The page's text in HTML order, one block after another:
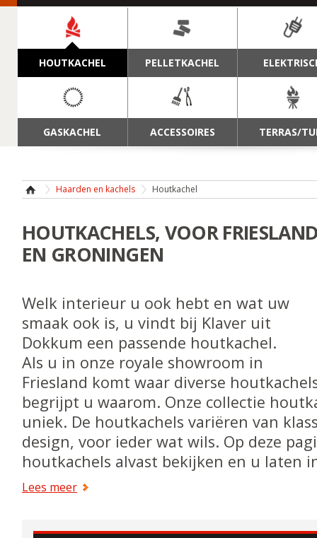
NAVIGATIE
HOUTKACHEL PELLETKACHEL
GASKACHEL ACCESSOIRES TERRAS/
Haarden en kachels Houtkachel
HOUTKACHELS, VOOR
EN GRONINGEN
Welk interieur u ook hebt en wat uw
smaak ook is, u vindt bij Klaver uit
Dokkum een passende houtkachel.
Als u in onze royale showroom in
Friesland komt waar diverse
begrijpt u waarom. Onze collectie
uniek. De houtkachels variëren van
design, voor ieder wat wils. Op deze
houtkachels alvast bekijken en u laten
Lees meer